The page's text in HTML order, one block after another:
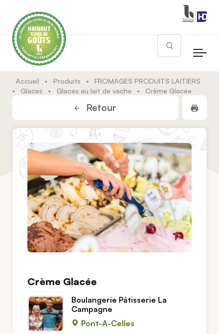
Rechercher
Accueil • Produits •
FROMAGES PRODUITS LAITIERS
•
Glaces • Glaces au lait de vache • Crème Glacée
Retour
Crème Glacée
Boulangerie Pâtisserie La
Campagne
Pont-A-Celles